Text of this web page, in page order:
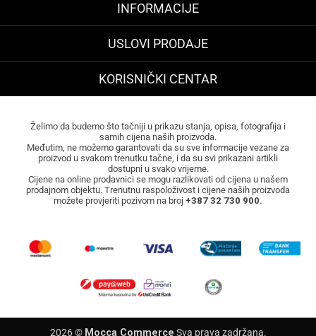
INFORMACIJE
USLOVI PRODAJE
KORISNIČKI CENTAR
Želimo da budemo što tačniji u prikazu stanja, opisa, fotografija i
samih cijena naših proizvoda.
Međutim, ne možemo garantovati da su sve informacije vezane za
proizvod u svakom trenutku tačne, i da su svi prikazani artikli
dostupni u svako vrijeme.
Cijene na online prodavnici se mogu razlikovati od cijena u našem
prodajnom objektu. Trenutnu raspoloživost i cijene naših proizvoda
možete provjeriti pozivom na broj +387 32 730 900.
2026 © Mocca Commerce Sva prava zadržana.